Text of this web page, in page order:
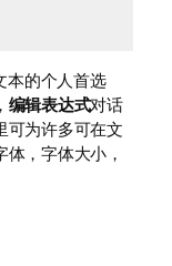
本的个人首选
编辑表达式对话
可为许多可在文
体，字体大小，